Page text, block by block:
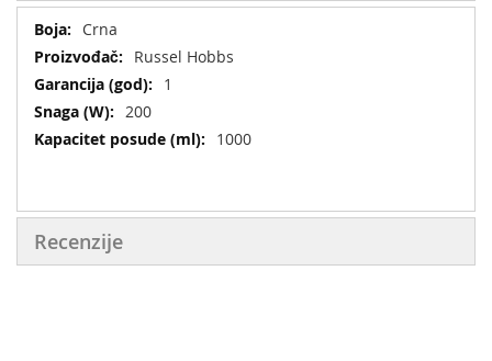
Više
informacija
Crna
Russel Hobbs
1
200
1000
Recenzije